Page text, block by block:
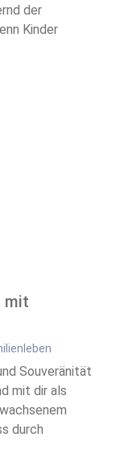
der
Kinder
mit
Souveränität
mit dir als
durch